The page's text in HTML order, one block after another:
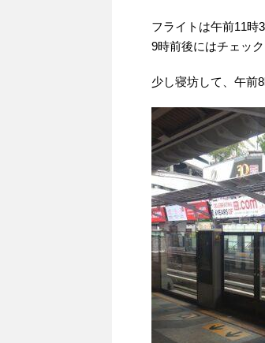
フライトは午前11時
9時前後にはチェッ
少し寝坊して、午前